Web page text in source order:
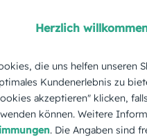
Herzlich
die uns helfen unseren
Kundenerlebnis zu
akzeptieren" klicken,
können. Weitere
. Die Angaben sind